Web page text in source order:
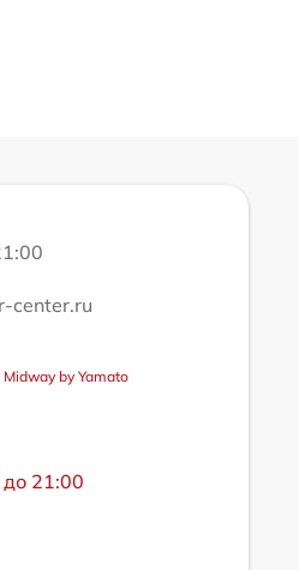
center.ru
by Yamato
21:00